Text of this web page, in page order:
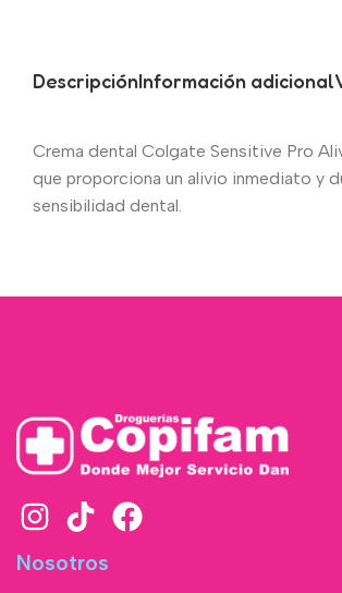
DescripciónInformación adicional
Crema dental Colgate Sensitive Pro
que proporciona un alivio inmediato y
sensibilidad dental.
Nosotros